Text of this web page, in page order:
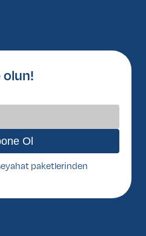
paketlerinden